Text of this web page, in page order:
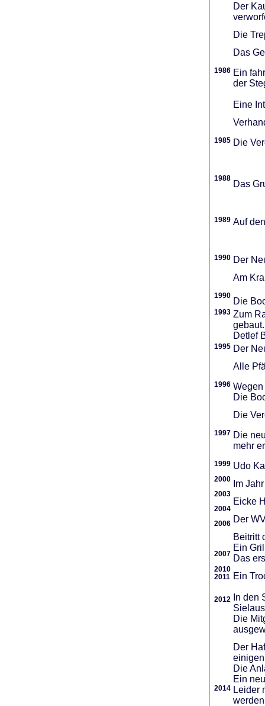
Der
Die
Das
1986 Ein
der
Eine
1985 Die
1988
Das
1989 Auf
1990 Der
Am
1990
Die
1993 Zum
gebaut.
Detlef
1995 Der
Alle
1996
Die
Die
1997 Die
mehr
1999
2000
2003
2004
2006
2007
2010
2011
2012
2014
Udo
Im
Eicke
Der
Beitritt
Ein
Das
Ein
In den
Die
Der
Die
Ein
Leider